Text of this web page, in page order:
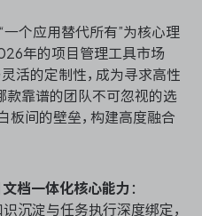
一个应用替代所有”为核心理
年的项目管理工具市场
活的定制性，成为寻求高性
靠谱的团队不可忽视的选
板间的壁垒，构建高度融合
档一体化核心能力 ：
沉淀与任务执行深度绑定，